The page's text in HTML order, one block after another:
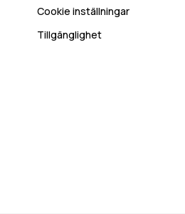
Cookie inställningar
Tillgänglighet